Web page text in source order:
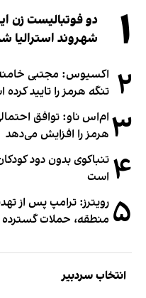
۱
شهروند استرالیا
۲ اکسیوس: مجتبی
تنگه هرمز را تایید
۳ ام‌اس ناو: توافق
هرمز را افزایش می‌دهد
۴ تنباکوی بدون دود
است
۵ رویترز: ترامپ پس از
منطقه، حملات گسترده
انتخاب سردبیر